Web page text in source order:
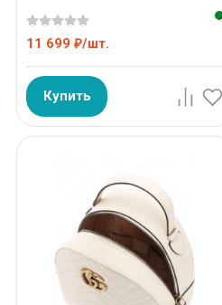
11 699 ₽/шт.
Купить